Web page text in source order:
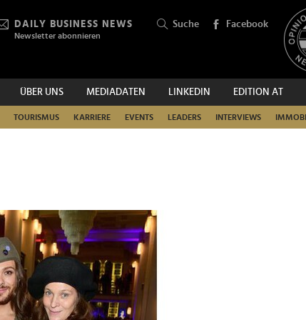
DAILY BUSINESS NEWS
Newsletter abonnieren
Suche Facebook
ÜBER UNS MEDIADATEN LINKEDIN EDITION AT
TOURISMUS KARRIERE EVENTS LEADERS INTERVIEWS
SUCHEN